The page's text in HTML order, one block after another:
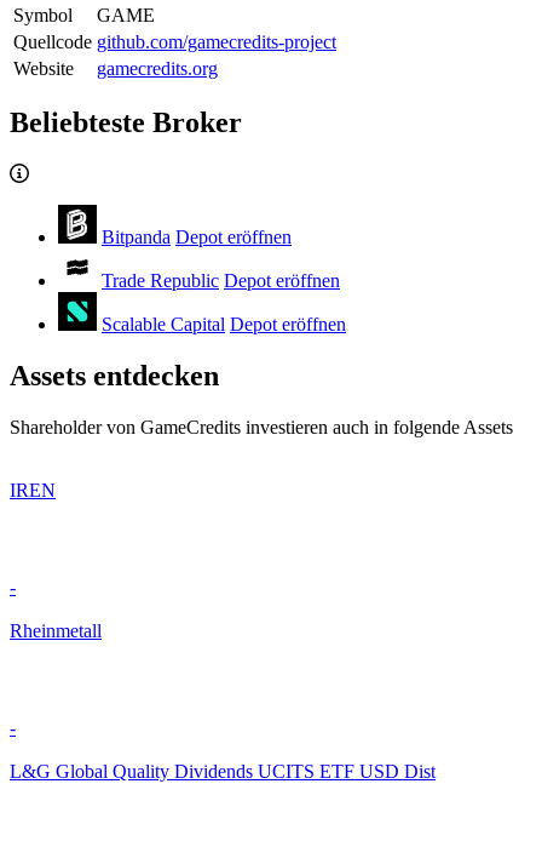
Symbol
GAME
Quellcode github.com/gamecredits-project
Website
gamecredits.org
Beliebteste Broker
Bitpanda Depot eröffnen
Trade Republic Depot eröffnen
Scalable Capital Depot eröffnen
Assets entdecken
Shareholder von GameCredits investieren auch in folgende Assets
IREN
-
Rheinmetall
-
L&G Global Quality Dividends UCITS ETF USD Dist